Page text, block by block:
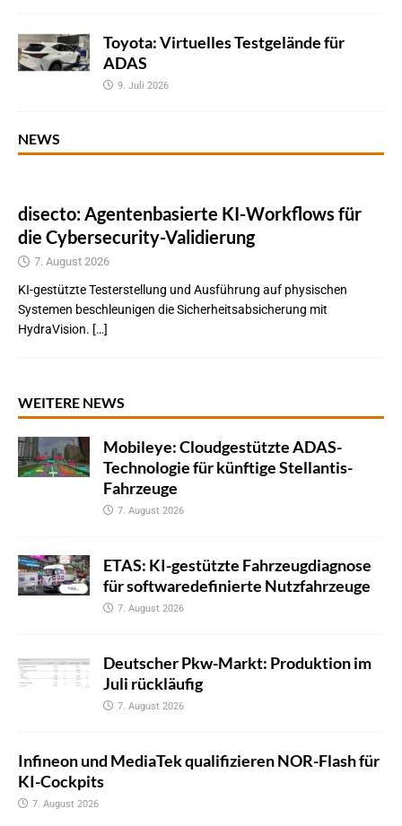
Toyota: Virtuelles Testgelände für
ADAS
9. Juli 2026
NEWS
disecto: Agentenbasierte KI-Workflows für
die Cybersecurity-Validierung
7. August 2026
KI-gestützte Testerstellung und Ausführung auf physischen
Systemen beschleunigen die Sicherheitsabsicherung mit
HydraVision. […]
WEITERE NEWS
Mobileye: Cloudgestützte ADAS-
Technologie für künftige Stellantis-
Fahrzeuge
7. August 2026
ETAS: KI-gestützte Fahrzeugdiagnose
für softwaredefinierte Nutzfahrzeuge
7. August 2026
Deutscher Pkw-Markt: Produktion im
Juli rückläufig
7. August 2026
Infineon und MediaTek qualifizieren NOR-Flash für
KI-Cockpits
7. August 2026